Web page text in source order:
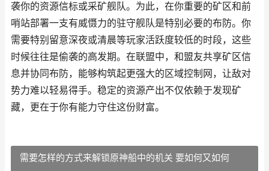
袭你的资源信标或采矿舰队。为此，在你重要的矿区和前
哨站部署一支有威慑力的驻守舰队是特别必要的布防。你
需要特别留意深夜或清晨等玩家活跃度较低的时段，这些
时候往往是偷袭的高发期。在联盟中，和盟友共享矿区信
息并协同布防，能够构筑起更强大的区域控制网，让敌对
势力难以轻易得手。稳定的资源产出不仅依赖于发现矿
藏，更在于你有能力守住这份财富。
需要怎样的方式来解锁原神船中的机关 要如何又如何